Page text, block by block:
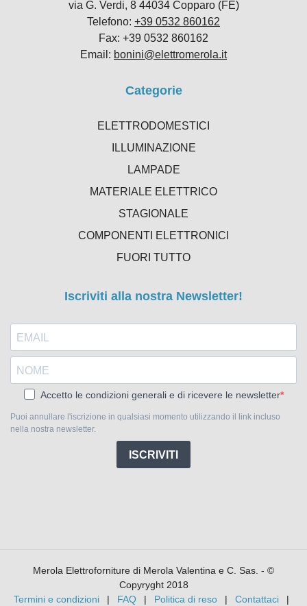
via G. Verdi, 8 44034 Copparo (FE)
Telefono: +39 0532 860162
Fax: +39 0532 860162
Email: bonini@elettromerola.it
Categorie
ELETTRODOMESTICI
ILLUMINAZIONE
LAMPADE
MATERIALE ELETTRICO
STAGIONALE
COMPONENTI ELETTRONICI
FUORI TUTTO
Iscriviti alla nostra Newsletter!
Accetto le condizioni generali e di ricevere le newsletter
Puoi annullare l'iscrizione in qualsiasi momento utilizzando il link incluso
nella nostra newsletter.
ISCRIVITI
Merola Elettroforniture di Merola Valentina e C. Sas. - ©
Copyryght 2018
Termini e condizioni
FAQ Politica di reso Contattaci